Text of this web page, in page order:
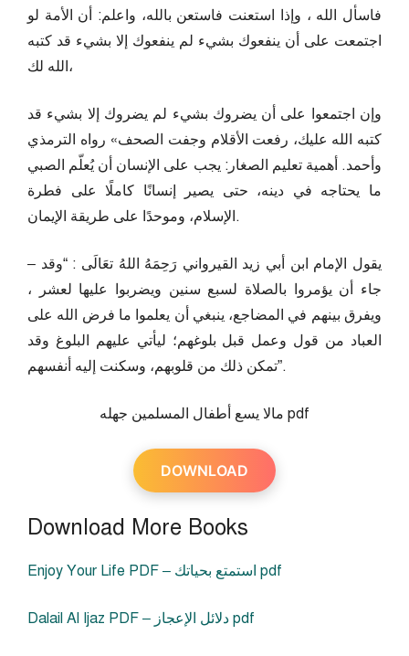
فاسأل الله ، وإذا استعنت فاستعن بالله، واعلم: أن الأمة لو
اجتمعت على أن ينفعوك بشيء لم ينفعوك إلا بشيء قد كتبه
الله لك،
وإن اجتمعوا على أن يضروك بشيء لم يضروك إلا بشيء قد
كتبه الله عليك، رفعت الأقلام وجفت الصحف» رواه الترمذي
وأحمد. أهمية تعليم الصغار: يجب على الإنسان أن يُعلّم الصبي
ما يحتاجه في دينه، حتى يصير إنسانًا كاملًا على فطرة
الإسلام، وموحدًا على طريقة الإيمان.
– يقول الإمام ابن أبي زيد القيرواني رَحِمَهُ اللهُ تعَالَى : “وقد
جاء أن يؤمروا بالصلاة لسبع سنين ويضربوا عليها لعشر ،
ويفرق بينهم في المضاجع، ينبغي أن يعلموا ما فرض الله على
العباد من قول وعمل قبل بلوغهم؛ ليأتي عليهم البلوغ وقد
تمكن ذلك من قلوبهم، وسكنت إليه أنفسهم”.
مالا يسع أطفال المسلمين جهله pdf
DOWNLOAD
Download More Books
Enjoy Your Life PDF – استمتع بحياتك pdf
Dalail Al Ijaz PDF – دلائل الإعجاز pdf